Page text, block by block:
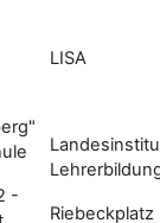
LISA
-
Riebeckplatz